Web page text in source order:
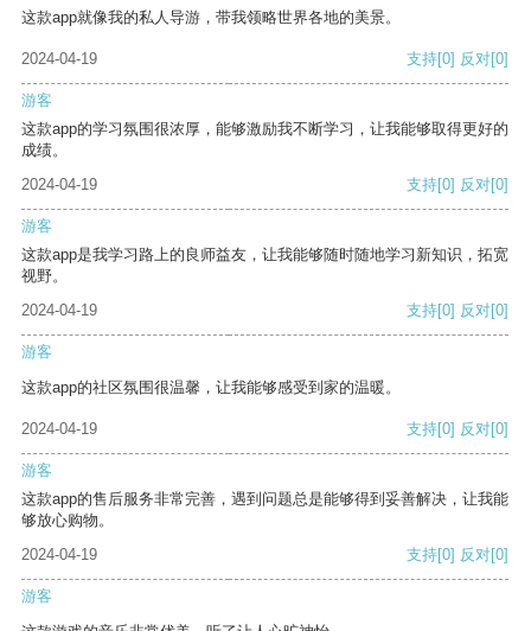
这款app就像我的私人导游，带我领略世界各地的美景。
2024-04-19 支持[0] 反对[0]
游客
这款app的学习氛围很浓厚，能够激励我不断学习，让我能够取得更好的
成绩。
2024-04-19
支持[0] 反对[0]
游客
这款app是我学习路上的良师益友，让我能够随时随地学习新知识，拓宽
视野。
2024-04-19
支持[0] 反对[0]
游客
这款app的社区氛围很温馨，让我能够感受到家的温暖。
2024-04-19 支持[0] 反对[0]
游客
这款app的售后服务非常完善，遇到问题总是能够得到妥善解决，让我能
够放心购物。
2024-04-19
支持[0] 反对[0]
游客